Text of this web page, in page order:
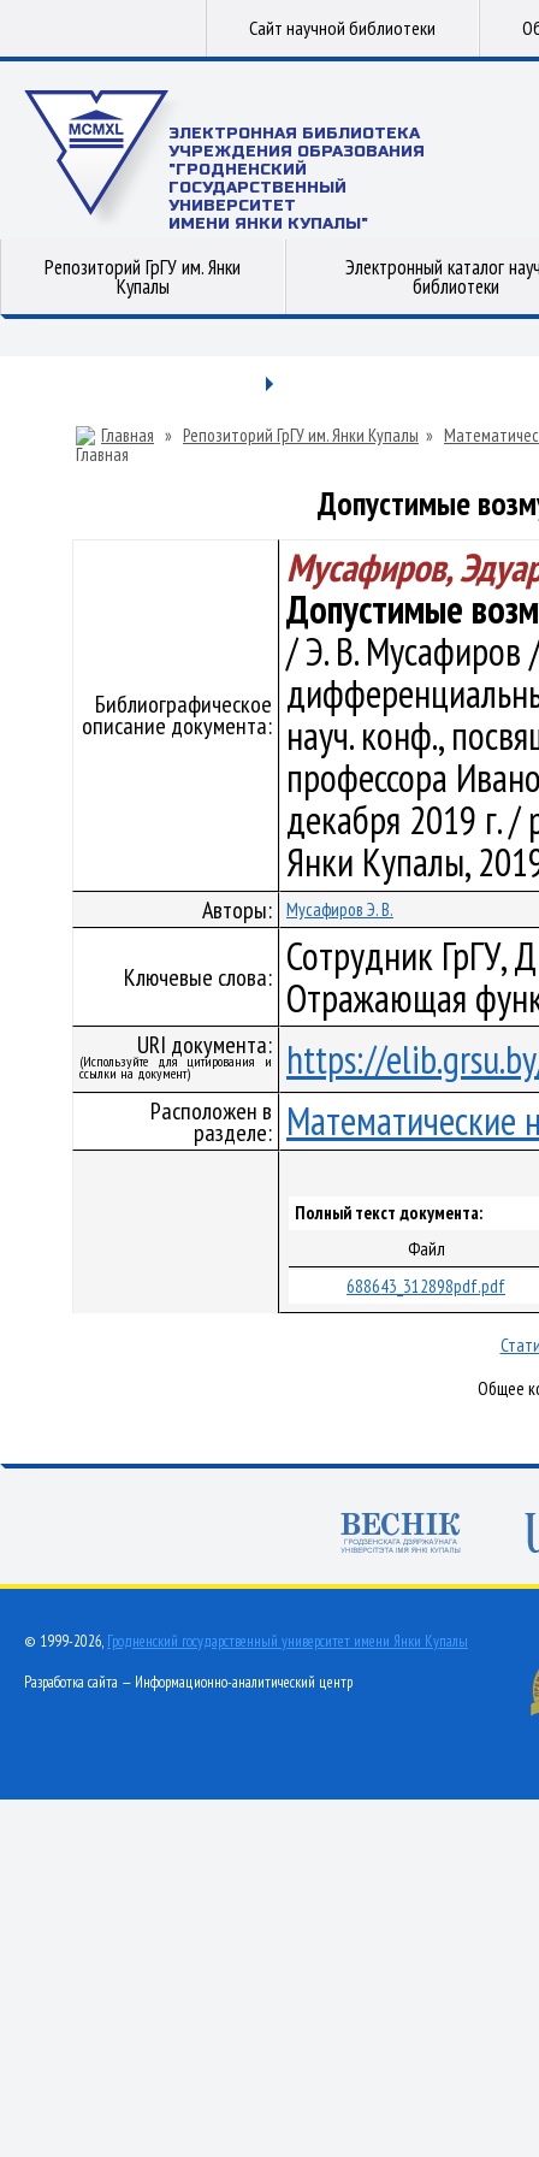
Сайт научной библиотеки
ЭЛЕКТРОННАЯ БИБЛИОТЕКА
УЧРЕЖДЕНИЯ ОБРАЗОВАНИЯ
"ГРОДНЕНСКИЙ
ГОСУДАРСТВЕННЫЙ
УНИВЕРСИТЕТ
ИМЕНИ ЯНКИ КУПАЛЫ"
Репозиторий ГрГУ им. Янки
Купалы
Электронный каталог
библиотеки
Главная » Репозиторий ГрГУ им. Янки Купалы »
Допустимые
Библиографическое
описание документа:
Мусафиров,
Допустимые
/ Э. В. Мусафиров
науч. конф.,
профессора
декабря 2019 г. /
Янки Купалы,
Авторы: Мусафиров Э. В.
Ключевые слова: Сотрудник ГрГУ,
Отражающая
URI документа:
(Используйте для цитирования и
ссылки на документ) https://
Расположен в
разделе: Математические
Полный текст документа:
Файл
688643_312898pdf.pdf
Общее
© 1999-2026, Гродненский государственный университет имени Янки Купалы
Разработка сайта — Информационно-аналитический центр